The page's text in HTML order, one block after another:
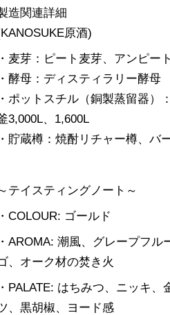
造関連詳細
原酒)
・麦芽：ピート麦芽、アンピー
・酵母：ディスティラリー酵母
・ポットスチル（銅製蒸留器）
3,000L、1,600L
・貯蔵樽：焼酎リチャー樽、バ
テイスティングノート～
・COLOUR: ゴールド
・AROMA: 潮風、グレープフ
、オーク材の焚き火
・PALATE: はちみつ、ニッキ
、黒胡椒、ヨード感